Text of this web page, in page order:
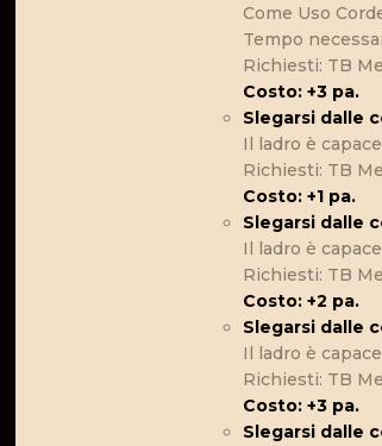
Come Uso
Tempo
Richiesti: TB
Costo: +3 pa.
Slegarsi dalle
Il ladro è
Richiesti: TB
Costo: +1 pa.
Slegarsi dalle
Il ladro è
Richiesti: TB
Costo: +2 pa.
Slegarsi dalle
Il ladro è
Richiesti: TB
Costo: +3 pa.
Slegarsi dalle